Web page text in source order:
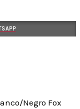
Negro Fox